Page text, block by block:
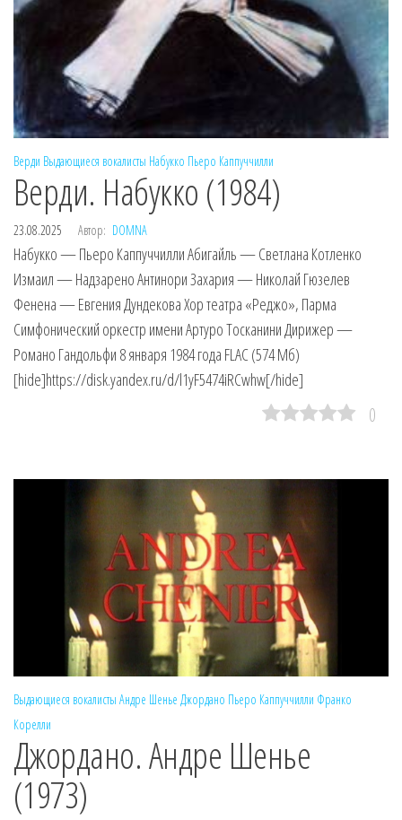
Верди Выдающиеся вокалисты Набукко Пьеро Каппуччилли
Верди. Набукко (1984)
23.08.2025 Автор: DOMNA
Набукко — Пьеро Каппуччилли Абигайль — Светлана Котленко
Измаил — Надзарено Антинори Захария — Николай Гюзелев
Фенена — Евгения Дундекова Хор театра «Реджо», Парма
Симфонический оркестр имени Артуро Тосканини Дирижер —
Романо Гандольфи 8 января 1984 года FLAC (574 Мб)
[hide]https://disk.yandex.ru/d/l1yF5474iRCwhw[/hide]
0
Выдающиеся вокалисты Андре Шенье Джордано Пьеро Каппуччилли Франко
Корелли
Джордано. Андре Шенье
(1973)